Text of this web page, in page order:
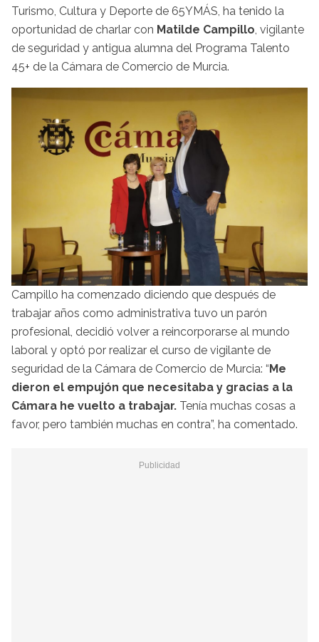
Turismo, Cultura y Deporte de 65YMÁS, ha tenido la
oportunidad de charlar con Matilde Campillo, vigilante
de seguridad y antigua alumna del Programa Talento
45+ de la Cámara de Comercio de Murcia.
Campillo ha comenzado diciendo que después de
trabajar años como administrativa tuvo un parón
profesional, decidió volver a reincorporarse al mundo
laboral y optó por realizar el curso de vigilante de
seguridad de la Cámara de Comercio de Murcia: “Me
dieron el empujón que necesitaba y gracias a la
Cámara he vuelto a trabajar. Tenía muchas cosas a
favor, pero también muchas en contra”, ha comentado.